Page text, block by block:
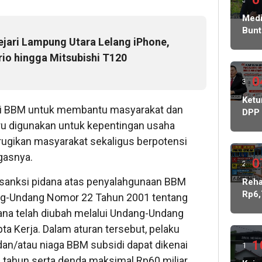
Lampung Utara Lelang iPhone,
hingga Mitsubishi T120
untuk membantu masyarakat dan
untuk kepentingan usaha
masyarakat sekaligus berpotensi
pidana atas penyalahgunaan BBM
Undang Nomor 22 Tahun 2001 tentang
telah diubah melalui Undang-Undang
Kerja. Dalam aturan tersebut, pelaku
atau niaga BBM subsidi dapat dikenai
lalu
Juta
Ke
3
lalu
DPP
Dana
dan
Buka
2
lalu
Juta
1